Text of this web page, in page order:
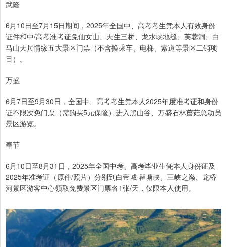
武隆
6月10日至7月15日期间，2025年全国中、高考考生凭本人有效身份
证件和中/高考准考证免仙女山、天生三桥、龙水峡地缝、芙蓉洞、白
马山天尺情缘五大景区门票（不含换乘车、电梯、索道等景区二销项
目）。
万盛
6月7日至9月30日，全国中、高考考生凭本人2025年度准考证和身份
证不限次免门票（需购买5元保险）进入黑山谷、万盛石林蘑菇总动员
景区游览。
奉节
6月10日至8月31日，2025年全国中考、高考毕业生凭本人身份证及
2025年准考证（原件/照片）分别到白帝城·瞿塘峡、三峡之巅、龙桥
河景区游客中心领取免费景区门票各1张/天，仅限本人使用。